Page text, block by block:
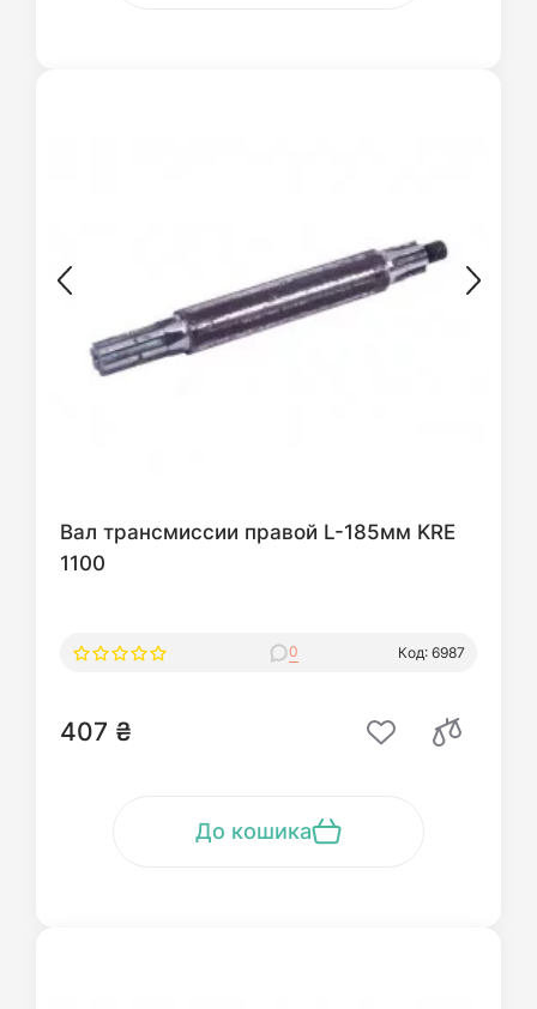
Вал трансмиссии правой L-185мм KRE
1100
0 Код: 6987
407 ₴
До кошика